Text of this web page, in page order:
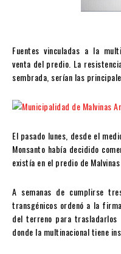
Fuentes vinculadas a la
venta del predio. La
sembrada, serían las
El pasado lunes, desde el
Monsanto había decidido
existía en el predio de
A semanas de cumplirse
transgénicos ordenó a la
del terreno para trasladarlos
donde la multinacional tiene